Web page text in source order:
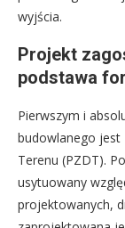
wyjścia.
Projekt
podstawa
Pierwszym i
budowlanego jest
Terenu (PZDT).
usytuowany
projektowanych,